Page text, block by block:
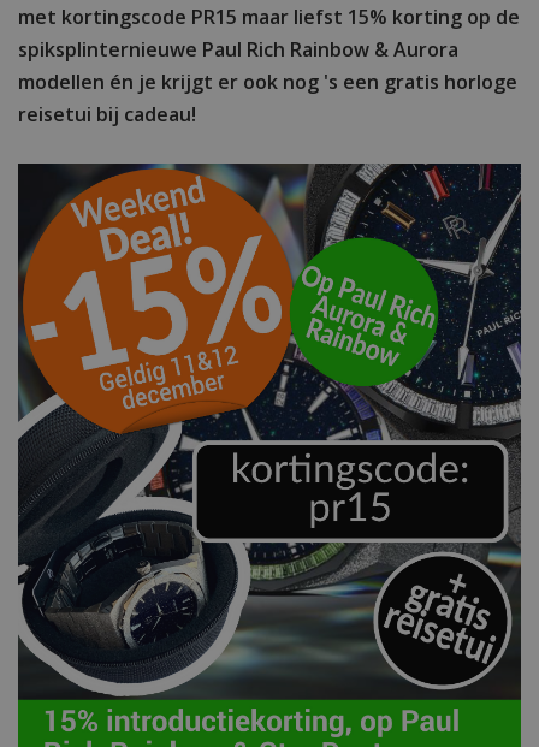
met kortingscode PR15 maar liefst 15% korting op de
spiksplinternieuwe Paul Rich Rainbow & Aurora
modellen én je krijgt er ook nog 's een gratis horloge
reisetui bij cadeau!